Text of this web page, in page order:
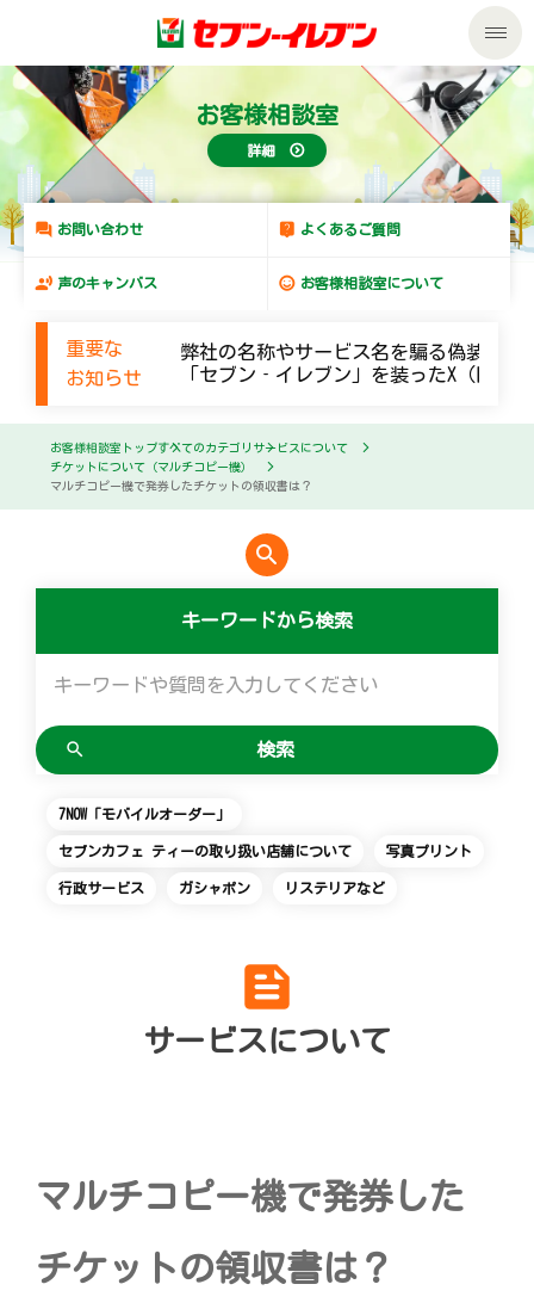
私たちの取組み
商品のご案内
商品のご案内トップ
今週の新商品
セブンプレミアム
プリペイドカード・金券
ニンテンドー・ダウンロードカード
セール・キャンペーン
サービス
サービストップ
nanacoトップ
マルチコピー機でできること
マルチコピー機でできることトップ
プリント
スキャン
チケット
スポーツ振興くじ
切手・はがき・印紙
セブン銀行ATM
ご利用可能なお支払い方法
各種料金のお支払い
クリーニング俱楽部（店舗限定）
セブンチケット
チケットぴあ
イープラス
CNプレイガイド
セブン‐イレブンでお受取り
ジーユーオンラインストア
ユニクロオンラインストア
タワーレコード
停電時のサービス停止のお知らせ
企業情報
企業情報トップ
ごあいさつ
企業理念
国内店舗数
セブン-イレブンの横顔
サステナビリティ
サステナビリティトップ
変化への対応と、挑戦の歴史
GREEN CHALLENGE 2050
重点課題
報告書ライブラリー
サステナビリティニュース
加盟店オーナー募集 物件募集・購入
ネットショッピング
お問い合わせ
English (Corporate)
お客様相談室
詳細
お問い合わせ よくあるご質問
声のキャンバス お客様相談室について
重要な
お知らせ
弊社の名称やサービス名を騙る偽装メー
「セブン‐イレブン」を装ったX（旧
お客様相談室トップすべてのカテゴリ サービスについて
チケットについて（マルチコピー機）
マルチコピー機で発券したチケットの領収書は？
search
キーワードから検索
7NOW「モバイルオーダー」
セブンカフェ ティーの取り扱い店舗について 写真プリント
行政サービス ガシャポン リステリアなど
feed
サービスについて
マルチコピー機で発券した
チケットの領収書は？